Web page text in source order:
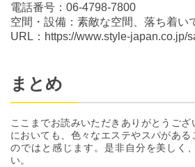
電話番号：06-4798-7800
空間・設備：素敵な空間、落ち着い
URL：https://www.style-
まとめ
ここまでお読みいただきありがとうご
においても、色々なエステやスパがある
のではと感じます。是非自分を美しく
い。